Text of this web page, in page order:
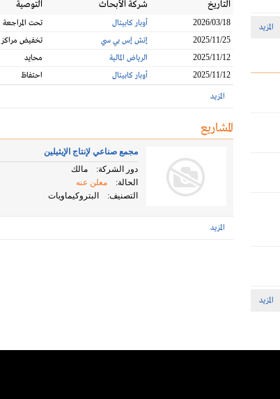
المزيد
المزيد
التاريخ شركة الأبحاث التوصية
2026/03/18 أوبار كابيتال
تحت المراجعة
2025/11/25
إتش إس بي سي
تخفيض مراكز
2025/11/12
الرياض المالية
محايد
2025/11/12
أوبار كابيتال احتفاظ
المزيد
المشاريع
مجمع صناعي لإنتاج الإيثيلين
دور الشركة:
مالك
الحالة:
معلن عنه
التصنيف:
البتروكيماويات
المزيد